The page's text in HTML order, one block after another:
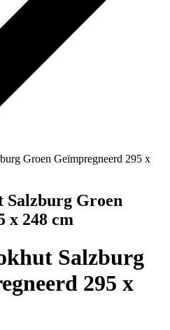
Groen Geïmpregneerd 295 x
Salzburg Groen
x 248 cm
Salzburg
295 x